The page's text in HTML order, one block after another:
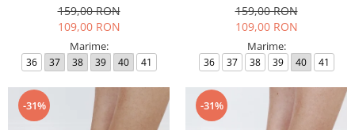
159,00 RON
109,00 RON
Marime:
36 37 38 39 40 41
159,00 RON
109,00 RON
Marime:
36 37 38 39 40 41
-31% -31%